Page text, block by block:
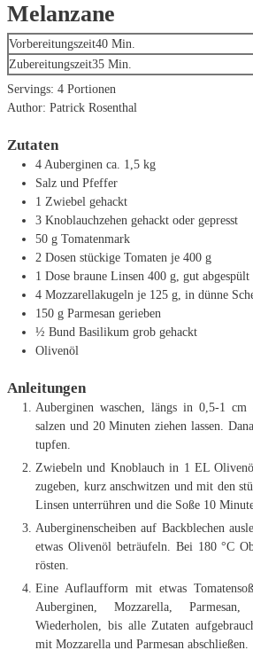
Melanzane
Vorbereitungszeit40Minuten
Min.
Zubereitungszeit35Minuten
Min.
Servings: 4 Portionen
Author: Patrick Rosenthal
Zutaten
4 Auberginen ca. 1,5 kg
Salz und Pfeffer
1 Zwiebel gehackt
3 Knoblauchzehen gehackt oder gepresst
50 g Tomatenmark
2 Dosen stückige Tomaten je 400 g
1 Dose braune Linsen 400 g, gut abgespült
4 Mozzarellakugeln je 125 g, in dünne
150 g Parmesan gerieben
½ Bund Basilikum grob gehackt
Olivenöl
Anleitungen
Auberginen waschen, längs in 0,5-1 cm
salzen und 20 Minuten ziehen lassen.
tupfen.
Zwiebeln und Knoblauch in 1 EL
zugeben, kurz anschwitzen und mit den
Linsen unterrühren und die Soße 10
Auberginenscheiben auf Backblechen
etwas Olivenöl beträufeln. Bei 180 °C
rösten.
Eine Auflaufform mit etwas
Auberginen, Mozzarella,
Wiederholen, bis alle Zutaten
mit Mozzarella und Parmesan abschließen.